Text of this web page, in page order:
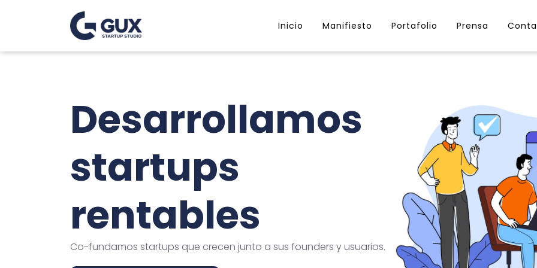
Inicio Manifiesto Portafolio Prensa
Desarrollamos
startups
rentables
Co-fundamos startups que crecen junto a sus founders y usuarios.